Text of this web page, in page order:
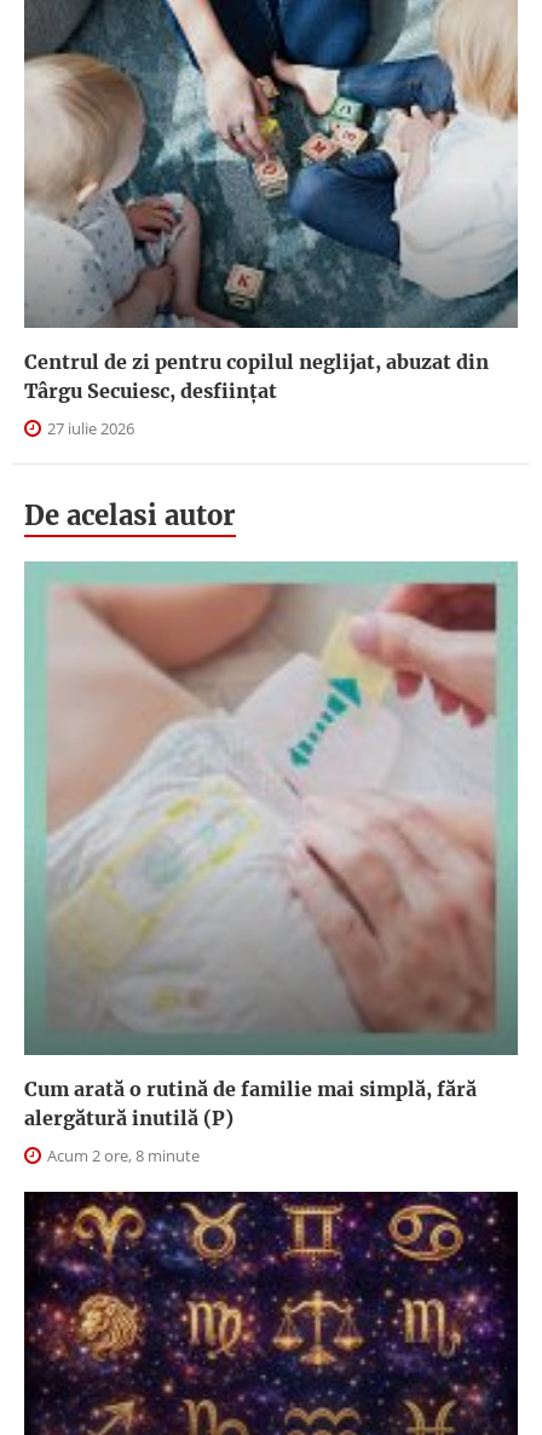
Centrul de zi pentru copilul neglijat, abuzat din
Târgu Secuiesc, desfiinţat
27 iulie 2026
De acelasi autor
Cum arată o rutină de familie mai simplă, fără
alergătură inutilă (P)
Acum 2 ore, 8 minute